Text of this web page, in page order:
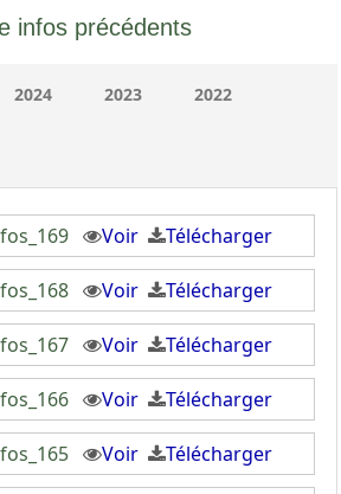
infos précédents
2024 2023 2022
Voir Télécharger
Voir Télécharger
Voir Télécharger
Voir Télécharger
Voir Télécharger